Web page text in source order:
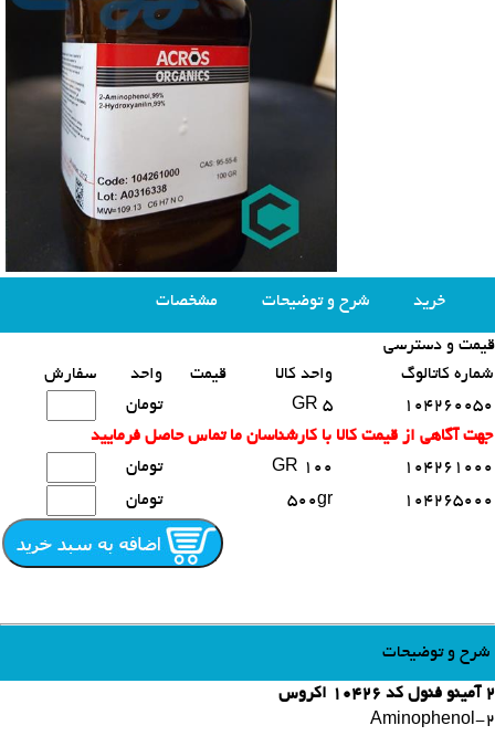
خرید شرح و توضیحات مشخصات
محصولات مشابه
قیمت و دسترسی
شماره کاتالوگ
واحد کالا قیمت واحد
سفارش
104260050
5 GR
تومان
جهت آگاهی از قیمت کالا با کارشناسان ما تماس حاصل فرمایید
104261000
100 GR
تومان
104265000
500gr تومان
شرح و توضیحات
2 آمینو فنول کد 10426 اکروس
2-Aminophenol